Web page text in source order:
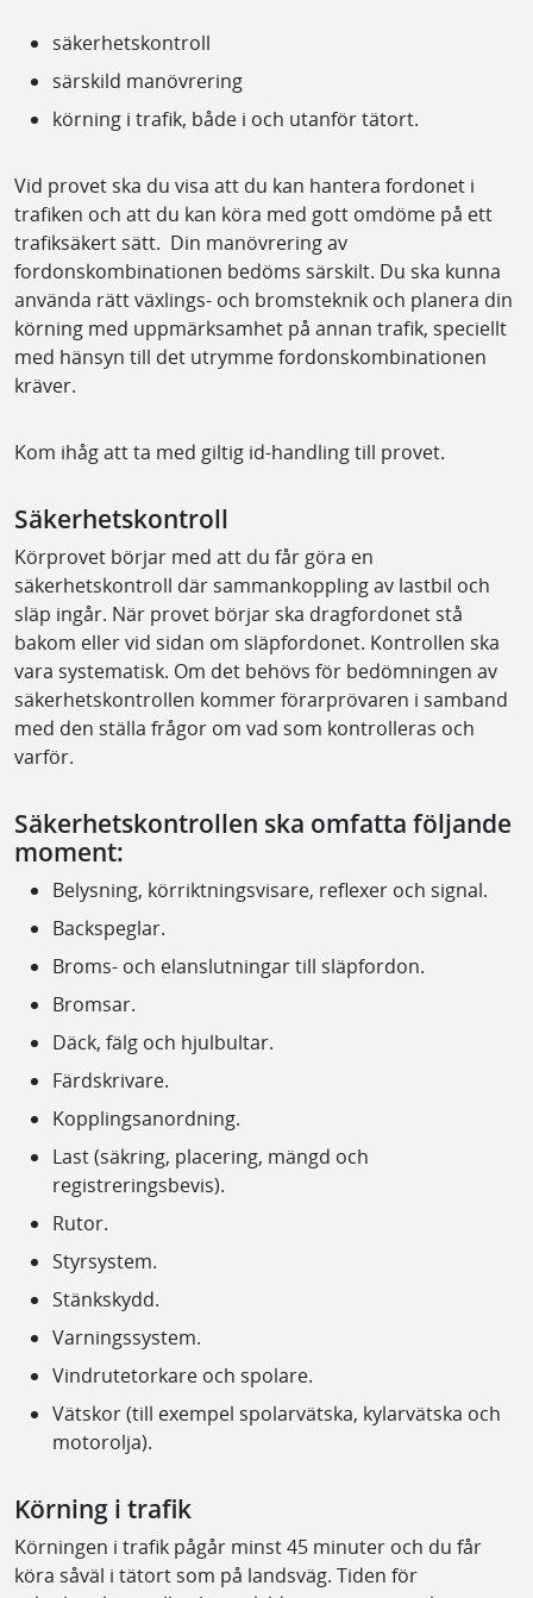
säkerhetskontroll
särskild manövrering
körning i trafik, både i och utanför tätort.
Vid provet ska du visa att du kan hantera fordonet i
trafiken och att du kan köra med gott omdöme på ett
trafiksäkert sätt. Din manövrering av
fordonskombinationen bedöms särskilt. Du ska kunna
använda rätt växlings- och bromsteknik och planera din
körning med uppmärksamhet på annan trafik, speciellt
med hänsyn till det utrymme fordonskombinationen
kräver.
Kom ihåg att ta med giltig id-handling till provet.
Säkerhetskontroll
Körprovet börjar med att du får göra en
säkerhetskontroll där sammankoppling av lastbil och
släp ingår. När provet börjar ska dragfordonet stå
bakom eller vid sidan om släpfordonet. Kontrollen ska
vara systematisk. Om det behövs för bedömningen av
säkerhetskontrollen kommer förarprövaren i samband
med den ställa frågor om vad som kontrolleras och
varför.
Säkerhetskontrollen ska omfatta följande
moment:
Belysning, körriktningsvisare, reflexer och signal.
Backspeglar.
Broms- och elanslutningar till släpfordon.
Bromsar.
Däck, fälg och hjulbultar.
Färdskrivare.
Kopplingsanordning.
Last (säkring, placering, mängd och
registreringsbevis).
Rutor.
Styrsystem.
Stänkskydd.
Varningssystem.
Vindrutetorkare och spolare.
Vätskor (till exempel spolarvätska, kylarvätska och
motorolja).
Körning i trafik
Körningen i trafik pågår minst 45 minuter och du får
köra såväl i tätort som på landsväg. Tiden för